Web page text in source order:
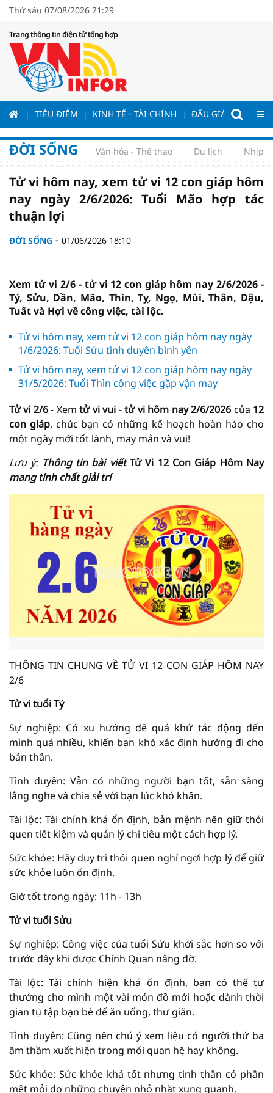
Thứ sáu 07/08/2026 21:29
Trang thông tin điện tử tổng hợp
TIÊU ĐIỂM KINH TẾ - TÀI CHÍNH ĐẤU GIÁ - ĐẤU
ĐỜI SỐNG Văn hóa - Thể thao Du lịch Nhịp
Tử vi hôm nay, xem tử vi 12 con giáp hôm
nay ngày 2/6/2026: Tuổi Mão hợp tác
thuận lợi
ĐỜI SỐNG 01/06/2026 18:10
Xem tử vi 2/6 - tử vi 12 con giáp hôm nay 2/6/2026 -
Tý, Sửu, Dần, Mão, Thìn, Tỵ, Ngọ, Mùi, Thân, Dậu,
Tuất và Hợi về công việc, tài lộc.
Tử vi hôm nay, xem tử vi 12 con giáp hôm nay ngày
1/6/2026: Tuổi Sửu tình duyên bình yên
Tử vi hôm nay, xem tử vi 12 con giáp hôm nay ngày
31/5/2026: Tuổi Thìn công việc gặp vận may
Tử vi 2/6- Xemtử vi vui -tử vi hôm nay 2/6/2026 của 12
con giáp, chúc bạn có những kế hoạch hoàn hảo cho
một ngày mới tốt lành, may mắn và vui!
Lưu ý: Thông tin bài viếtTử Vi 12 Con Giáp Hôm Nay
mang tính chất giải trí
THÔNG TIN CHUNG VỀ TỬ VI 12 CON GIÁP HÔM NAY
2/6
Tử vi tuổi Tý
Sự nghiệp: Có xu hướng để quá khứ tác động đến
mình quá nhiều, khiến bạn khó xác định hướng đi cho
bản thân.
Tình duyên: Vẫn có những người bạn tốt, sẵn sàng
lắng nghe và chia sẻ với bạn lúc khó khăn.
Tài lộc: Tài chính khá ổn định, bản mệnh nên giữ thói
quen tiết kiệm và quản lý chi tiêu một cách hợp lý.
Sức khỏe: Hãy duy trì thói quen nghỉ ngơi hợp lý để giữ
sức khỏe luôn ổn định.
Giờ tốt trong ngày: 11h - 13h
Tử vi tuổi Sửu
Sự nghiệp: Công việc của tuổi Sửu khởi sắc hơn so với
trước đây khi được Chính Quan nâng đỡ.
Tài lộc: Tài chính hiện khá ổn định, bạn có thể tự
thưởng cho mình một vài món đồ mới hoặc dành thời
gian tụ tập bạn bè để ăn uống, thư giãn.
Tình duyên: Cũng nên chú ý xem liệu có người thứ ba
âm thầm xuất hiện trong mối quan hệ hay không.
Sức khỏe: Sức khỏe khá tốt nhưng tinh thần có phần
mệt mỏi do những chuyện nhỏ nhặt xung quanh.